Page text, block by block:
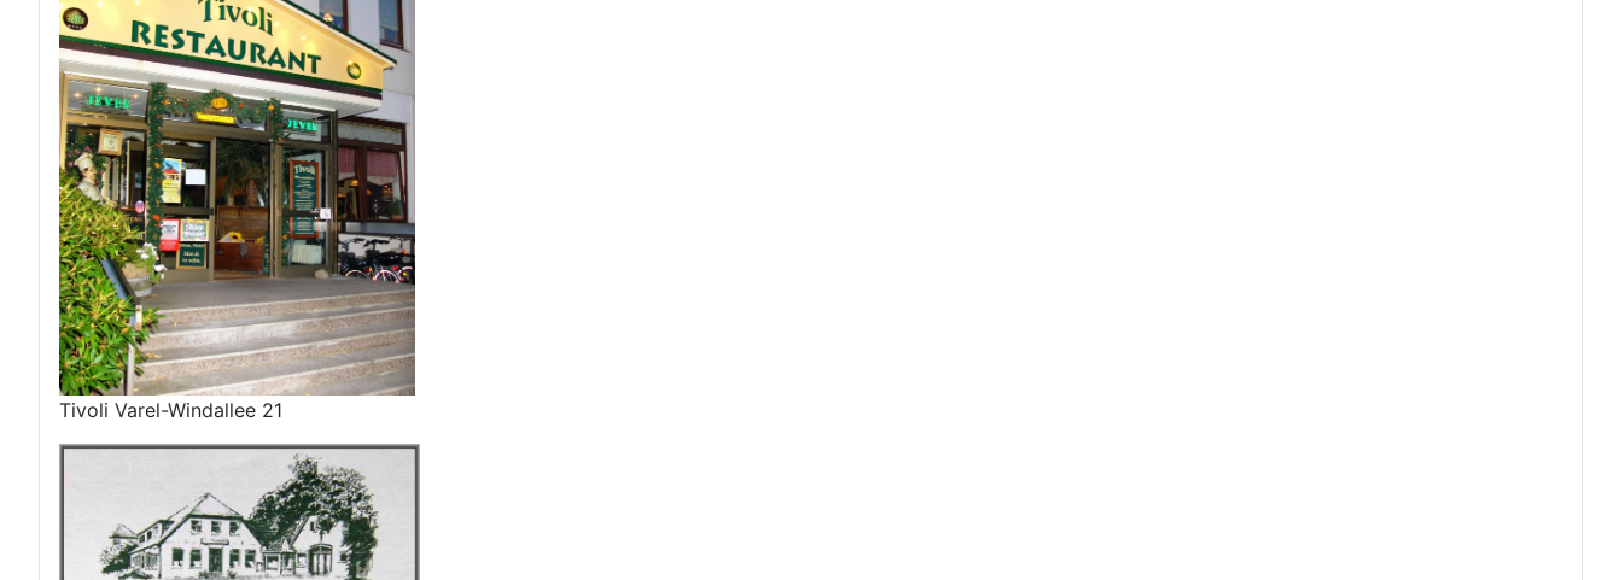
Tivoli Varel-Windallee 21